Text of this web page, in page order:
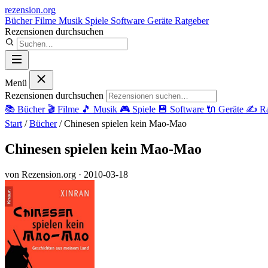
rezension.org
BücherFilme Musik Spiele Software Geräte Ratgeber
Rezensionen durchsuchen
Menü
Rezensionen durchsuchen
📚 Bücher 🎬 Filme 🎵 Musik 🎮 Spiele 💾 Software 🔌 Geräte ✍️
Start / Bücher / Chinesen spielen kein Mao-Mao
Chinesen spielen kein Mao-Mao
von Rezension.org · 2010-03-18